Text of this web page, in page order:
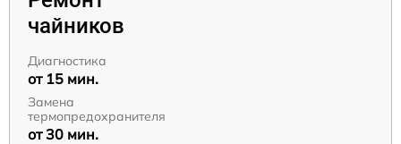
чайников
Диагностика
от 15 мин.
Замена
термопредохранителя
от 30 мин.